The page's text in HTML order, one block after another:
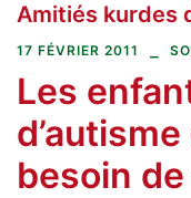
Aller
au
Amitiés kurdes
17 FÉVRIER 2011
Les
besoin